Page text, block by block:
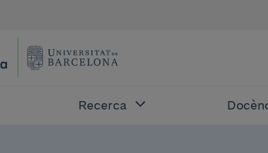
Recerca